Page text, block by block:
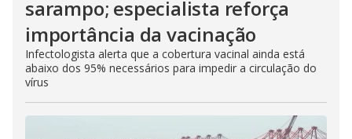
sarampo; especialista reforça
importância da vacinação
Infectologista alerta que a cobertura vacinal ainda está
abaixo dos 95% necessários para impedir a circulação do
vírus